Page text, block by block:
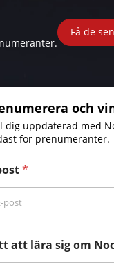
Få de
E-
och
dig uppdaterad med
för prenumeranter.
*
att lära sig om